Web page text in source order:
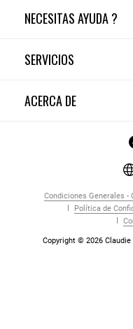
NECESITAS AYUDA ?
SERVICIOS
ACERCA DE
Condiciones Generales -
Política de
Copyright © 2026